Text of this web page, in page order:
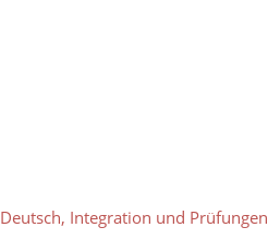
Deutsch, Integration und Prüfungen